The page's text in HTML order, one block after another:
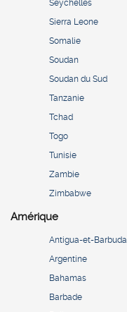
Seychelles
Sierra Leone
Somalie
Soudan
Soudan du Sud
Tanzanie
Tchad
Togo
Tunisie
Zambie
Zimbabwe
Amérique
Antigua-et-Barbuda
Argentine
Bahamas
Barbade